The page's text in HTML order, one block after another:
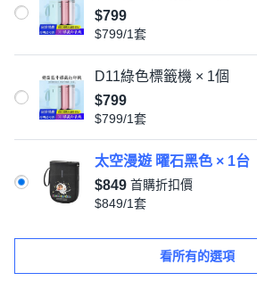
$799
$799/1套
D11綠色標籤機 × 1個
$799
$799/1套
太空漫遊 曜石黑色 × 1台
$849 首購折扣價
$849/1套
看所有的選項